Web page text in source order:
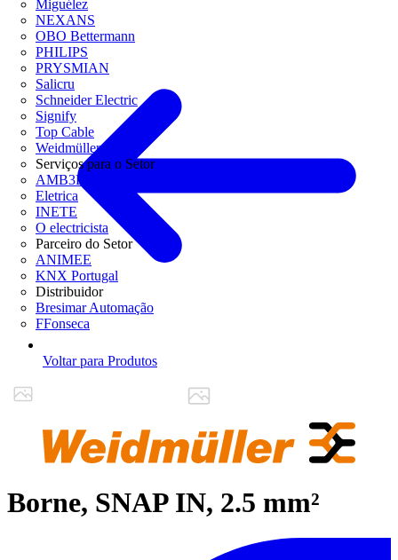
Miguélez
NEXANS
OBO Bettermann
PHILIPS
PRYSMIAN
Salicru
Schneider Electric
Signify
Top Cable
Weidmüller
Serviços para o Setor
AMB3E
Eletrica
INETE
O electricista
Parceiro do Setor
ANIMEE
KNX Portugal
Distribuidor
Bresimar Automação
FFonseca
Voltar para Produtos
Borne, SNAP IN, 2.5 mm²